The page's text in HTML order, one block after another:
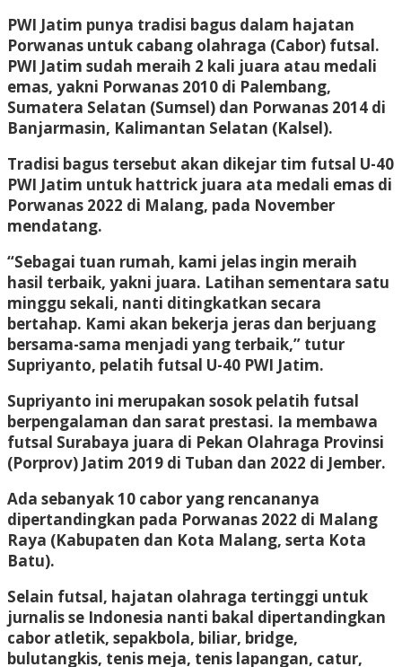
PWI Jatim punya tradisi bagus dalam hajatan
Porwanas untuk cabang olahraga (Cabor) futsal.
PWI Jatim sudah meraih 2 kali juara atau medali
emas, yakni Porwanas 2010 di Palembang,
Sumatera Selatan (Sumsel) dan Porwanas 2014 di
Banjarmasin, Kalimantan Selatan (Kalsel).
Tradisi bagus tersebut akan dikejar tim futsal U-40
PWI Jatim untuk hattrick juara ata medali emas di
Porwanas 2022 di Malang, pada November
mendatang.
“Sebagai tuan rumah, kami jelas ingin meraih
hasil terbaik, yakni juara. Latihan sementara satu
minggu sekali, nanti ditingkatkan secara
bertahap. Kami akan bekerja jeras dan berjuang
bersama-sama menjadi yang terbaik,” tutur
Supriyanto, pelatih futsal U-40 PWI Jatim.
Supriyanto ini merupakan sosok pelatih futsal
berpengalaman dan sarat prestasi. Ia membawa
futsal Surabaya juara di Pekan Olahraga Provinsi
(Porprov) Jatim 2019 di Tuban dan 2022 di Jember.
Ada sebanyak 10 cabor yang rencananya
dipertandingkan pada Porwanas 2022 di Malang
Raya (Kabupaten dan Kota Malang, serta Kota
Batu).
Selain futsal, hajatan olahraga tertinggi untuk
jurnalis se Indonesia nanti bakal dipertandingkan
cabor atletik, sepakbola, biliar, bridge,
bulutangkis, tenis meja, tenis lapangan, catur,